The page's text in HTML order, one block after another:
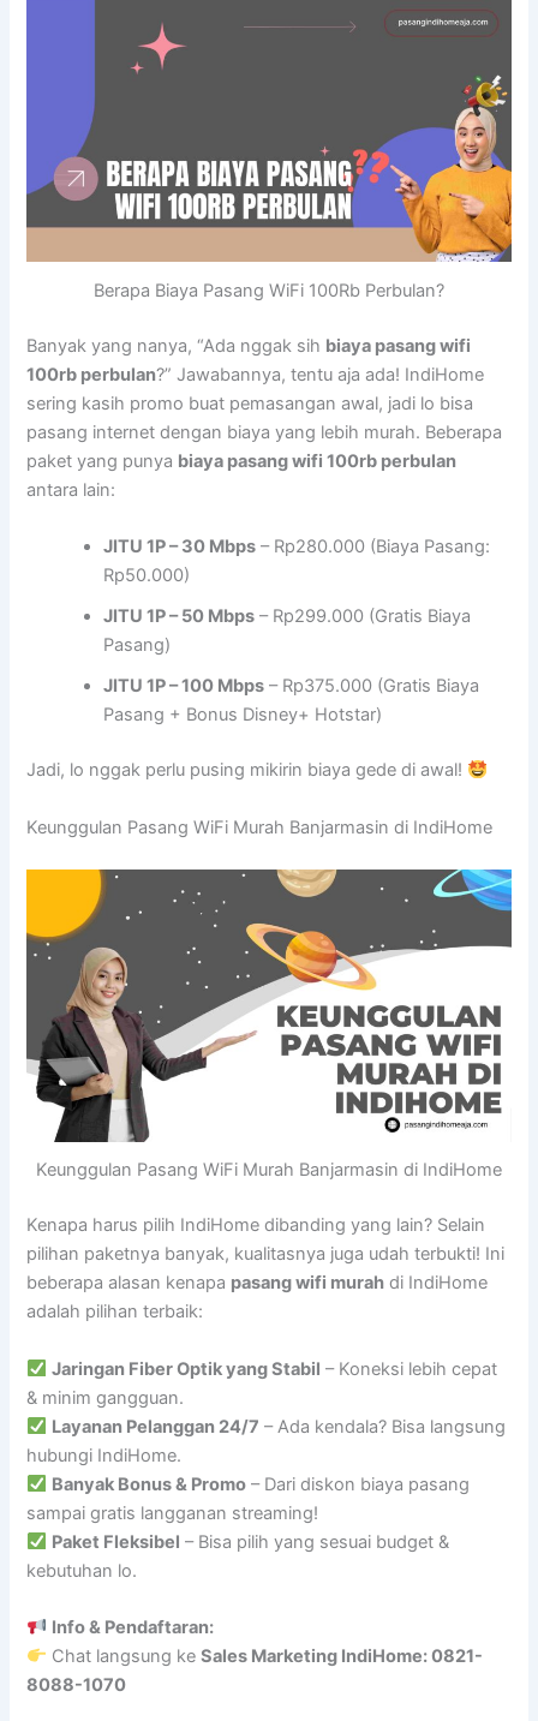
Berapa Biaya Pasang WiFi 100Rb Perbulan?
Banyak yang nanya, “Ada nggak sih biaya pasang wifi
100rb perbulan?” Jawabannya, tentu aja ada! IndiHome
sering kasih promo buat pemasangan awal, jadi lo bisa
pasang internet dengan biaya yang lebih murah. Beberapa
paket yang punya biaya pasang wifi 100rb perbulan
antara lain:
JITU 1P – 30 Mbps – Rp280.000 (Biaya Pasang:
Rp50.000)
JITU 1P – 50 Mbps – Rp299.000 (Gratis Biaya
Pasang)
JITU 1P – 100 Mbps – Rp375.000 (Gratis Biaya
Pasang + Bonus Disney+ Hotstar)
Jadi, lo nggak perlu pusing mikirin biaya gede di awal!
Keunggulan Pasang WiFi Murah Banjarmasin di IndiHome
Keunggulan Pasang WiFi Murah Banjarmasin di IndiHome
Kenapa harus pilih IndiHome dibanding yang lain? Selain
pilihan paketnya banyak, kualitasnya juga udah terbukti! Ini
beberapa alasan kenapa pasang wifi murah di IndiHome
adalah pilihan terbaik:
Jaringan Fiber Optik yang Stabil – Koneksi lebih cepat
& minim gangguan.
Layanan Pelanggan 24/7 – Ada kendala? Bisa langsung
hubungi IndiHome.
Banyak Bonus & Promo – Dari diskon biaya pasang
sampai gratis langganan streaming!
Paket Fleksibel – Bisa pilih yang sesuai budget &
kebutuhan lo.
Info & Pendaftaran:
Chat langsung keSales Marketing IndiHome: 0821-
8088-1070